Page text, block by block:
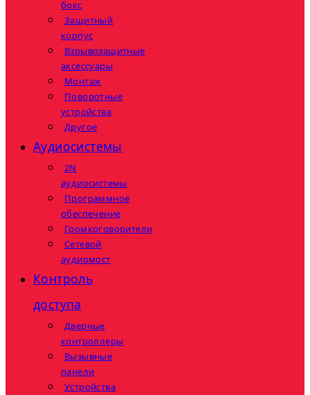
бокс
Защитный
корпус
Взрывозащитные
аксессуары
Монтаж
Поворотные
устройства
Другое
Аудиосистемы
2N
аудиосистемы
Программное
обеспечение
Громкоговорители
Сетевой
аудиомост
Контроль
доступа
Дверные
контроллеры
Вызывные
панели
Устройства